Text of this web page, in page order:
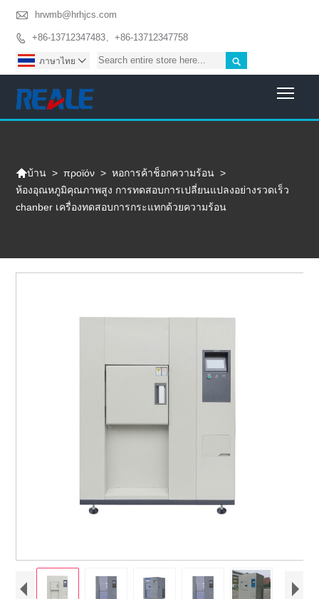
 hrwmb@hrhjcs.com
 +86-13712347483、+86-13712347758

ภาษาไทย 
บ้าน > προϊόν > หอการค้าช็อกความร้อน >
ห้องอุณหภูมิคุณภาพสูง การทดสอบการเปลี่ยนแปลงอย่างรวดเร็ว
chanber เครื่องทดสอบการกระแทกด้วยความร้อน